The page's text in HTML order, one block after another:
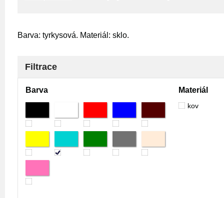
Barva: tyrkysová. Materiál: sklo.
Filtrace
Barva Materiál
kov